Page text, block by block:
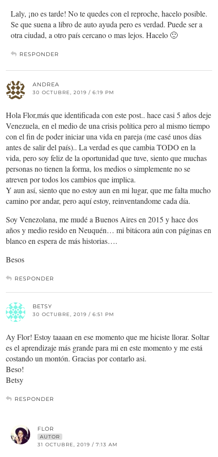
Laly, ¡no es tarde! No te quedes con el reproche, hacelo posible.
Se que suena a libro de auto ayuda pero es verdad. Puede ser a
otra ciudad, a otro país cercano o mas lejos. Hacelo 🙂
RESPONDER
ANDREA
30 OCTUBRE, 2019 / 6:19 PM
Hola Flor,más que identificada con este post.. hace casi 5 años deje
Venezuela, en el medio de una crisis política pero al mismo tiempo
con el fin de poder iniciar una vida en pareja (me casé unos días
antes de salir del país).. La verdad es que cambia TODO en la
vida, pero soy feliz de la oportunidad que tuve, siento que muchas
personas no tienen la forma, los medios o simplemente no se
atreven por todos los cambios que implica.
Y aun así, siento que no estoy aun en mi lugar, que me falta mucho
camino por andar, pero aquí estoy, reinventandome cada día.
Soy Venezolana, me mudé a Buenos Aires en 2015 y hace dos
años y medio resido en Neuquén… mi bitácora aún con páginas en
blanco en espera de más historias….
Besos
RESPONDER
BETSY
30 OCTUBRE, 2019 / 6:51 PM
Ay Flor! Estoy taaaan en ese momento que me hiciste llorar. Soltar
es el aprendizaje más grande para mi en este momento y me está
costando un montón. Gracias por contarlo asi.
Beso!
Betsy
RESPONDER
FLOR
AUTOR
31 OCTUBRE, 2019 / 7:13 AM